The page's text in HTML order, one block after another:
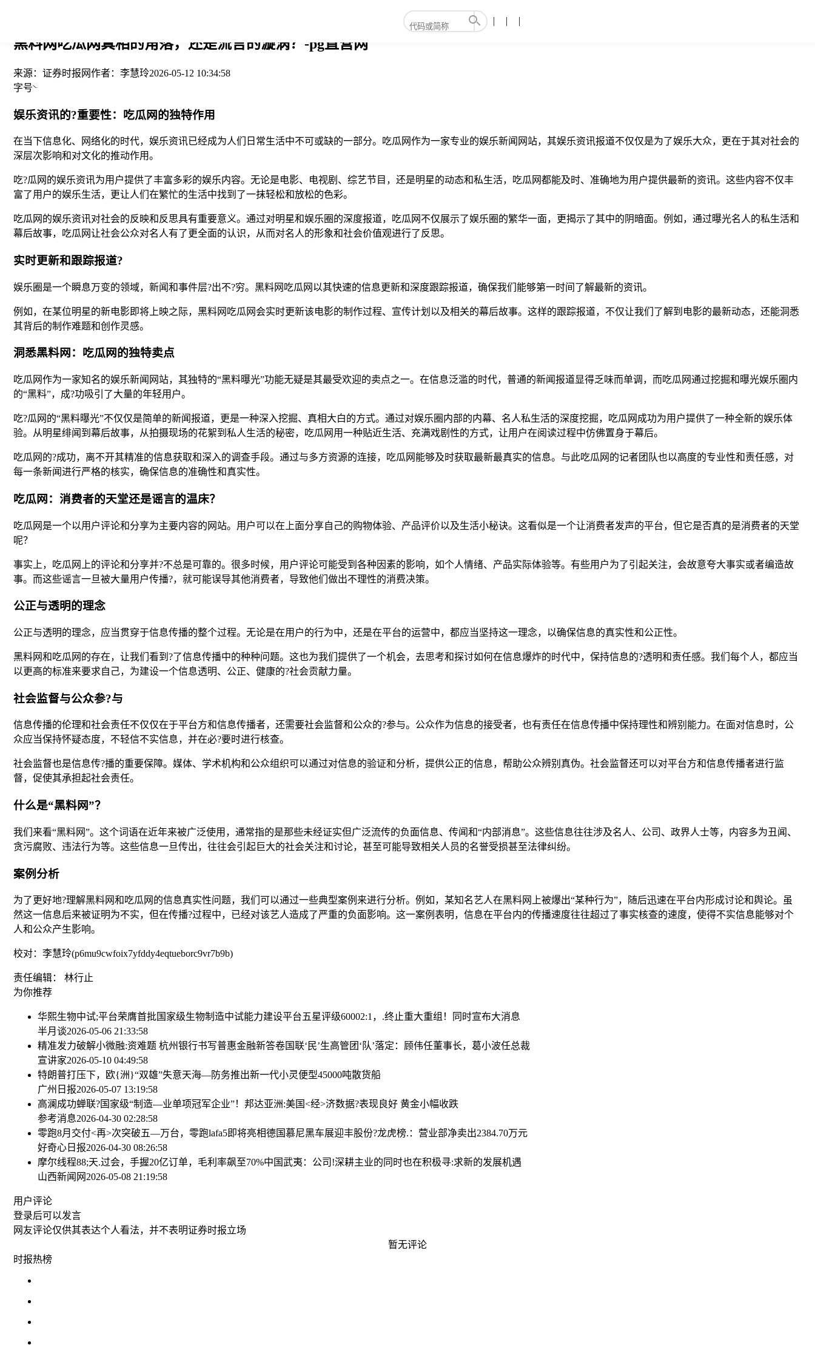
黑料网吃瓜网真相的角落，还是流言的漩涡？-pg直营网
来源： 证券时报网作者： 李慧玲2026-05-12 10:34:58
字号
娱乐资讯的?重要性：吃瓜网的独特作用
在当下信息化、网络化的时代，娱乐资讯已经成为人们日常生活中不可或缺的一部分。吃瓜网作为一家专业的娱乐新闻网站，其娱乐资讯报道不仅仅是为了娱乐大众，更在于其对社会的
深层次影响和对文化的推动作用。
吃?瓜网的娱乐资讯为用户提供了丰富多彩的娱乐内容。无论是电影、电视剧、综艺节目，还是明星的动态和私生活，吃瓜网都能及时、准确地为用户提供最新的资讯。这些内容不仅丰
富了用户的娱乐生活，更让人们在繁忙的生活中找到了一抹轻松和放松的色彩。
吃瓜网的娱乐资讯对社会的反映和反思具有重要意义。通过对明星和娱乐圈的深度报道，吃瓜网不仅展示了娱乐圈的繁华一面，更揭示了其中的阴暗面。例如，通过曝光名人的私生活和
幕后故事，吃瓜网让社会公众对名人有了更全面的认识，从而对名人的形象和社会价值观进行了反思。
实时更新和跟踪报道?
娱乐圈是一个瞬息万变的领域，新闻和事件层?出不?穷。黑料网吃瓜网以其快速的信息更新和深度跟踪报道，确保我们能够第一时间了解最新的资讯。
例如，在某位明星的新电影即将上映之际，黑料网吃瓜网会实时更新该电影的制作过程、宣传计划以及相关的幕后故事。这样的跟踪报道，不仅让我们了解到电影的最新动态，还能洞悉
其背后的制作难题和创作灵感。
洞悉黑料网：吃瓜网的独特卖点
吃瓜网作为一家知名的娱乐新闻网站，其独特的“黑料曝光”功能无疑是其最受欢迎的卖点之一。在信息泛滥的时代，普通的新闻报道显得乏味而单调，而吃瓜网通过挖掘和曝光娱乐圈内
的“黑料”，成?功吸引了大量的年轻用户。
吃?瓜网的“黑料曝光”不仅仅是简单的新闻报道，更是一种深入挖掘、真相大白的方式。通过对娱乐圈内部的内幕、名人私生活的深度挖掘，吃瓜网成功为用户提供了一种全新的娱乐体
验。从明星绯闻到幕后故事，从拍摄现场的花絮到私人生活的秘密，吃瓜网用一种贴近生活、充满戏剧性的方式，让用户在阅读过程中仿佛置身于幕后。
吃瓜网的?成功，离不开其精准的信息获取和深入的调查手段。通过与多方资源的连接，吃瓜网能够及时获取最新最真实的信息。与此吃瓜网的记者团队也以高度的专业性和责任感，对
每一条新闻进行严格的核实，确保信息的准确性和真实性。
吃瓜网：消费者的天堂还是谣言的温床？
吃瓜网是一个以用户评论和分享为主要内容的网站。用户可以在上面分享自己的购物体验、产品评价以及生活小秘诀。这看似是一个让消费者发声的平台，但它是否真的是消费者的天堂
呢？
事实上，吃瓜网上的评论和分享并?不总是可靠的。很多时候，用户评论可能受到各种因素的影响，如个人情绪、产品实际体验等。有些用户为了引起关注，会故意夸大事实或者编造故
事。而这些谣言一旦被大量用户传播?，就可能误导其他消费者，导致他们做出不理性的消费决策。
公正与透明的理念
公正与透明的理念，应当贯穿于信息传播的整个过程。无论是在用户的行为中，还是在平台的运营中，都应当坚持这一理念，以确保信息的真实性和公正性。
黑料网和吃瓜网的存在，让我们看到?了信息传播中的种种问题。这也为我们提供了一个机会，去思考和探讨如何在信息爆炸的时代中，保持信息的?透明和责任感。我们每个人，都应当
以更高的标准来要求自己，为建设一个信息透明、公正、健康的?社会贡献力量。
社会监督与公众参?与
信息传播的伦理和社会责任不仅仅在于平台方和信息传播者，还需要社会监督和公众的?参与。公众作为信息的接受者，也有责任在信息传播中保持理性和辨别能力。在面对信息时，公
众应当保持怀疑态度，不轻信不实信息，并在必?要时进行核查。
社会监督也是信息传?播的重要保障。媒体、学术机构和公众组织可以通过对信息的验证和分析，提供公正的信息，帮助公众辨别真伪。社会监督还可以对平台方和信息传播者进行监
督，促使其承担起社会责任。
什么是“黑料网”？
我们来看“黑料网”。这个词语在近年来被广泛使用，通常指的是那些未经证实但广泛流传的负面信息、传闻和“内部消息”。这些信息往往涉及名人、公司、政界人士等，内容多为丑闻、
贪污腐败、违法行为等。这些信息一旦传出，往往会引起巨大的社会关注和讨论，甚至可能导致相关人员的名誉受损甚至法律纠纷。
案例分析
为了更好地?理解黑料网和吃瓜网的信息真实性问题，我们可以通过一些典型案例来进行分析。例如，某知名艺人在黑料网上被爆出“某种行为”，随后迅速在平台内形成讨论和舆论。虽
然这一信息后来被证明为不实，但在传播?过程中，已经对该艺人造成了严重的负面影响。这一案例表明，信息在平台内的传播速度往往超过了事实核查的速度，使得不实信息能够对个
人和公众产生影响。
校对：李慧玲(p6mu9cwfoix7yfddy4eqtueborc9vr7b9b)
责任编辑： 林行止
为你推荐
华熙生物中试;平台荣膺首批国家级生物制造中试能力建设平台五星评级60002:1，.终止重大重组！同时宣布大消息
半月谈2026-05-06 21:33:58
精准发力破解小微融:资难题 杭州银行书写普惠金融新答卷国联‘民’生高管团‘队’落定：顾伟任董事长，葛小波任总裁
宣讲家2026-05-10 04:49:58
特朗普打压下，欧{洲}“双雄”失意天海—防务推出新一代小灵便型45000吨散货船
广州日报2026-05-07 13:19:58
高澜成功蝉联?国家级“制造—业单项冠军企业”！ 邦达亚洲:美国<经>济数据?表现良好 黄金小幅收跌
参考消息2026-04-30 02:28:58
零跑8月交付<再>次突破五—万台，零跑lafa5即将亮相德国慕尼黑车展迎丰股份?龙虎榜.：营业部净卖出2384.70万元
好奇心日报2026-04-30 08:26:58
摩尔线程88;天.过会，手握20亿订单，毛利率飙至70%中国武夷：公司!深耕主业的同时也在积极寻:求新的发展机遇
山西新闻网 2026-05-08 21:19:58
用户评论
登录后可以发言
网友评论仅供其表达个人看法，并不表明证券时报立场
暂无评论
时报热榜